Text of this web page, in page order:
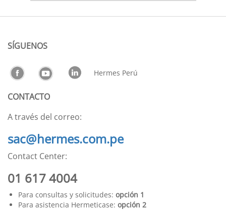
SÍGUENOS
Hermes Perú
CONTACTO
A través del correo:
sac@hermes.com.pe
Contact Center:
01 617 4004
Para consultas y solicitudes: opción 1
Para asistencia Hermeticase: opción 2